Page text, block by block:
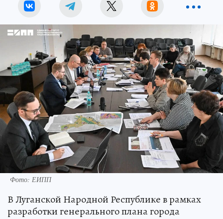
Фото: ЕИПП
В Луганской Народной Республике в рамках
разработки генерального плана города